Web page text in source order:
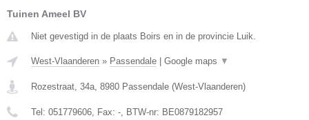
Tuinen Ameel BV
Niet gevestigd in de plaats Boirs en in de provincie Luik.
West-Vlaanderen » Passendale Google maps ▼
Rozestraat, 34a, 8980 Passendale (West-Vlaanderen)
Tel: 051779606, Fax: -, BTW-nr: BE0879182957